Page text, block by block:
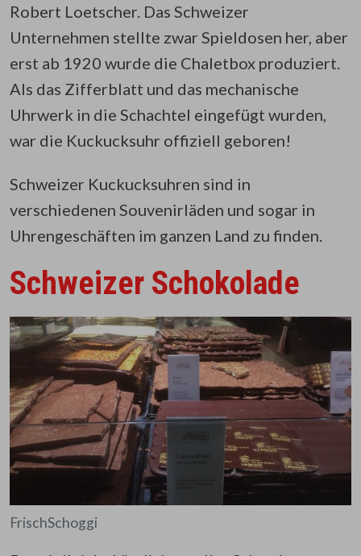
Robert Loetscher. Das Schweizer
Unternehmen stellte zwar Spieldosen her, aber
erst ab 1920 wurde die Chaletbox produziert.
Als das Zifferblatt und das mechanische
Uhrwerk in die Schachtel eingefügt wurden,
war die Kuckucksuhr offiziell geboren!
Schweizer Kuckucksuhren sind in
verschiedenen Souvenirläden und sogar in
Uhrengeschäften im ganzen Land zu finden.
Schweizer Schokolade
FrischSchoggi